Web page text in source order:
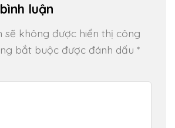
luận
sẽ không được hiển thị công
bắt buộc được đánh dấu *